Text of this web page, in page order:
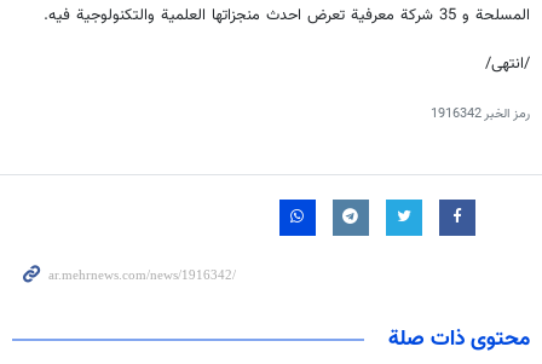
المسلحة و 35 شركة معرفية تعرض احدث منجزاتها العلمية والتكنولوجية فيه.
/انتهى/
رمز الخبر1916342
محتوى ذات صلة